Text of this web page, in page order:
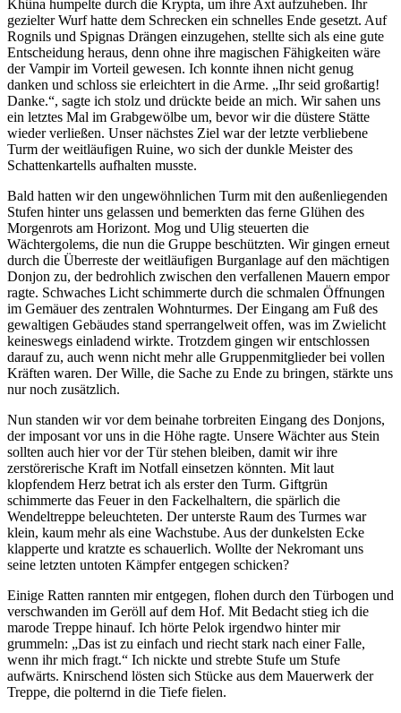
Khûna humpelte durch die Krypta, um ihre Axt aufzuheben. Ihr
gezielter Wurf hatte dem Schrecken ein schnelles Ende gesetzt. Auf
Rognils und Spignas Drängen einzugehen, stellte sich als eine gute
Entscheidung heraus, denn ohne ihre magischen Fähigkeiten wäre
der Vampir im Vorteil gewesen. Ich konnte ihnen nicht genug
danken und schloss sie erleichtert in die Arme. „Ihr seid großartig!
Danke.“, sagte ich stolz und drückte beide an mich. Wir sahen uns
ein letztes Mal im Grabgewölbe um, bevor wir die düstere Stätte
wieder verließen. Unser nächstes Ziel war der letzte verbliebene
Turm der weitläufigen Ruine, wo sich der dunkle Meister des
Schattenkartells aufhalten musste.
Bald hatten wir den ungewöhnlichen Turm mit den außenliegenden
Stufen hinter uns gelassen und bemerkten das ferne Glühen des
Morgenrots am Horizont. Mog und Ulig steuerten die
Wächtergolems, die nun die Gruppe beschützten. Wir gingen erneut
durch die Überreste der weitläufigen Burganlage auf den mächtigen
Donjon zu, der bedrohlich zwischen den verfallenen Mauern empor
ragte. Schwaches Licht schimmerte durch die schmalen Öffnungen
im Gemäuer des zentralen Wohnturmes. Der Eingang am Fuß des
gewaltigen Gebäudes stand sperrangelweit offen, was im Zwielicht
keineswegs einladend wirkte. Trotzdem gingen wir entschlossen
darauf zu, auch wenn nicht mehr alle Gruppenmitglieder bei vollen
Kräften waren. Der Wille, die Sache zu Ende zu bringen, stärkte uns
nur noch zusätzlich.
Nun standen wir vor dem beinahe torbreiten Eingang des Donjons,
der imposant vor uns in die Höhe ragte. Unsere Wächter aus Stein
sollten auch hier vor der Tür stehen bleiben, damit wir ihre
zerstörerische Kraft im Notfall einsetzen könnten. Mit laut
klopfendem Herz betrat ich als erster den Turm. Giftgrün
schimmerte das Feuer in den Fackelhaltern, die spärlich die
Wendeltreppe beleuchteten. Der unterste Raum des Turmes war
klein, kaum mehr als eine Wachstube. Aus der dunkelsten Ecke
klapperte und kratzte es schauerlich. Wollte der Nekromant uns
seine letzten untoten Kämpfer entgegen schicken?
Einige Ratten rannten mir entgegen, flohen durch den Türbogen und
verschwanden im Geröll auf dem Hof. Mit Bedacht stieg ich die
marode Treppe hinauf. Ich hörte Pelok irgendwo hinter mir
grummeln: „Das ist zu einfach und riecht stark nach einer Falle,
wenn ihr mich fragt.“ Ich nickte und strebte Stufe um Stufe
aufwärts. Knirschend lösten sich Stücke aus dem Mauerwerk der
Treppe, die polternd in die Tiefe fielen.